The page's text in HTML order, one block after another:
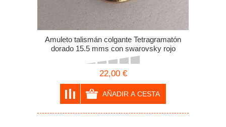
Amuleto talismán colgante Tetragramatón
dorado 15.5 mms con swarovsky rojo
22,00 €